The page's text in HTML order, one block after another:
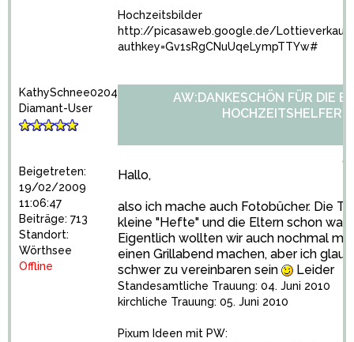
Hochzeitsbilder
http://picasaweb.google.de/
authkey=Gv1sRgCNuUqeLympTTYw#
KathySchnee0204
Diamant-User
Beigetreten:
19/02/2009
11:06:47
Beiträge: 713
Standort:
Wörthsee
Offline
AW:DANKESCHÖN FÜR DIE
HOCHZEITSHELFER!?
Hallo,
also ich mache auch Fotobücher. Die
kleine "Hefte" und die Eltern schon
Eigentlich wollten wir auch nochmal
einen Grillabend machen, aber ich
schwer zu vereinbaren sein
Leider
Standesamtliche Trauung: 04. Juni 2010
kirchliche Trauung: 05. Juni 2010
Pixum Ideen mit PW: